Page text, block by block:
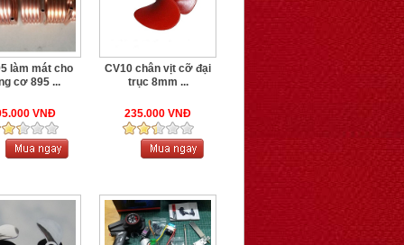
làm mát cho
cơ 895 ...
VNĐ
CV10 chân vịt cỡ đại
trục 8mm ...
235.000 VNĐ